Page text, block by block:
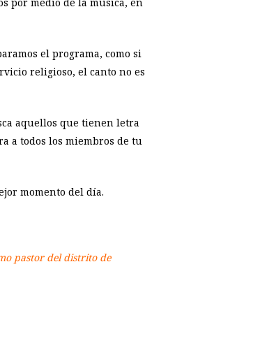
el programa, como si
religioso, el canto no es
aquellos que tienen letra
a todos los miembros de tu
momento del día.
pastor del distrito de